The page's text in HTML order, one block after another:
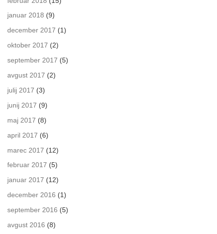
januar 2018 (9)
december 2017 (1)
oktober 2017 (2)
september 2017 (5)
avgust 2017 (2)
julij 2017 (3)
junij 2017 (9)
maj 2017 (8)
april 2017 (6)
marec 2017 (12)
februar 2017 (5)
januar 2017 (12)
december 2016 (1)
september 2016 (5)
avgust 2016 (8)